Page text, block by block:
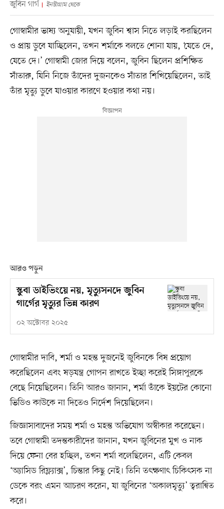
জুবিন গার্গ ইনস্টাগ্রাম থেকে
গোস্বামীর ভাষ্য অনুযায়ী, যখন জুবিন শ্বাস নিতে লড়াই করছিলেন
ও প্রায় ডুবে যাচ্ছিলেন, তখন শর্মাকে বলতে শোনা যায়, ‘যেতে দে,
যেতে দে।’ গোস্বামী জোর দিয়ে বলেন, জুবিন ছিলেন প্রশিক্ষিত
সাঁতারু, যিনি নিজে তাঁদের দুজনকেও সাঁতার শিখিয়েছিলেন, তাই
তাঁর মৃত্যু ডুবে যাওয়ার কারণে হওয়ার কথা নয়।
আরও পড়ুন
স্কুবা ডাইভিংয়ে নয়, মৃত্যুসনদে জুবিন
গার্গের মৃত্যুর ভিন্ন কারণ
০২ অক্টোবর ২০২৫
গোস্বামীর দাবি, শর্মা ও মহন্ত দুজনেই জুবিনকে বিষ প্রয়োগ
করেছিলেন এবং ষড়যন্ত্র গোপন রাখতে ইচ্ছা করেই সিঙ্গাপুরকে
বেছে নিয়েছিলেন। তিনি আরও জানান, শর্মা তাঁকে ইয়টের কোনো
ভিডিও কাউকে না দিতেও নির্দেশ দিয়েছিলেন।
জিজ্ঞাসাবাদের সময় শর্মা ও মহন্ত অভিযোগ অস্বীকার করেছেন।
তবে গোস্বামী তদন্তকারীদের জানান, যখন জুবিনের মুখ ও নাক
দিয়ে ফেনা বের হচ্ছিল, তখন শর্মা বলেছিলেন, এটি কেবল
‘অ্যাসিড রিফ্ল্যাক্স’, চিন্তার কিছু নেই। তিনি তৎক্ষণাৎ চিকিৎসক না
ডেকে বরং এমন আচরণ করেন, যা জুবিনের ‘অকালমৃত্যু’ ত্বরান্বিত
করে।